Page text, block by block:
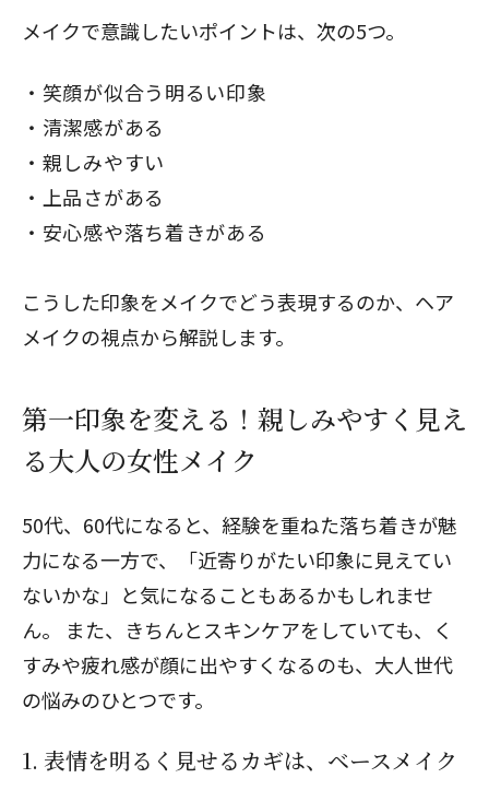
メイクで意識したいポイントは、次の5つ。
笑顔が似合う明るい印象
清潔感がある
親しみやすい
上品さがある
安心感や落ち着きがある
こうした印象をメイクでどう表現するのか、ヘア
メイクの視点から解説します。
第一印象を変える！親しみやすく見え
る大人の女性メイク
50代、60代になると、経験を重ねた落ち着きが魅
力になる一方で、「近寄りがたい印象に見えてい
ないかな」と気になることもあるかもしれませ
ん。 また、きちんとスキンケアをしていても、く
すみや疲れ感が顔に出やすくなるのも、大人世代
の悩みのひとつです。
1. 表情を明るく見せるカギは、ベースメイク